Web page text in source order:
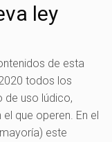
ley
de esta
todos los
de uso lúdico,
que operen. En el
este